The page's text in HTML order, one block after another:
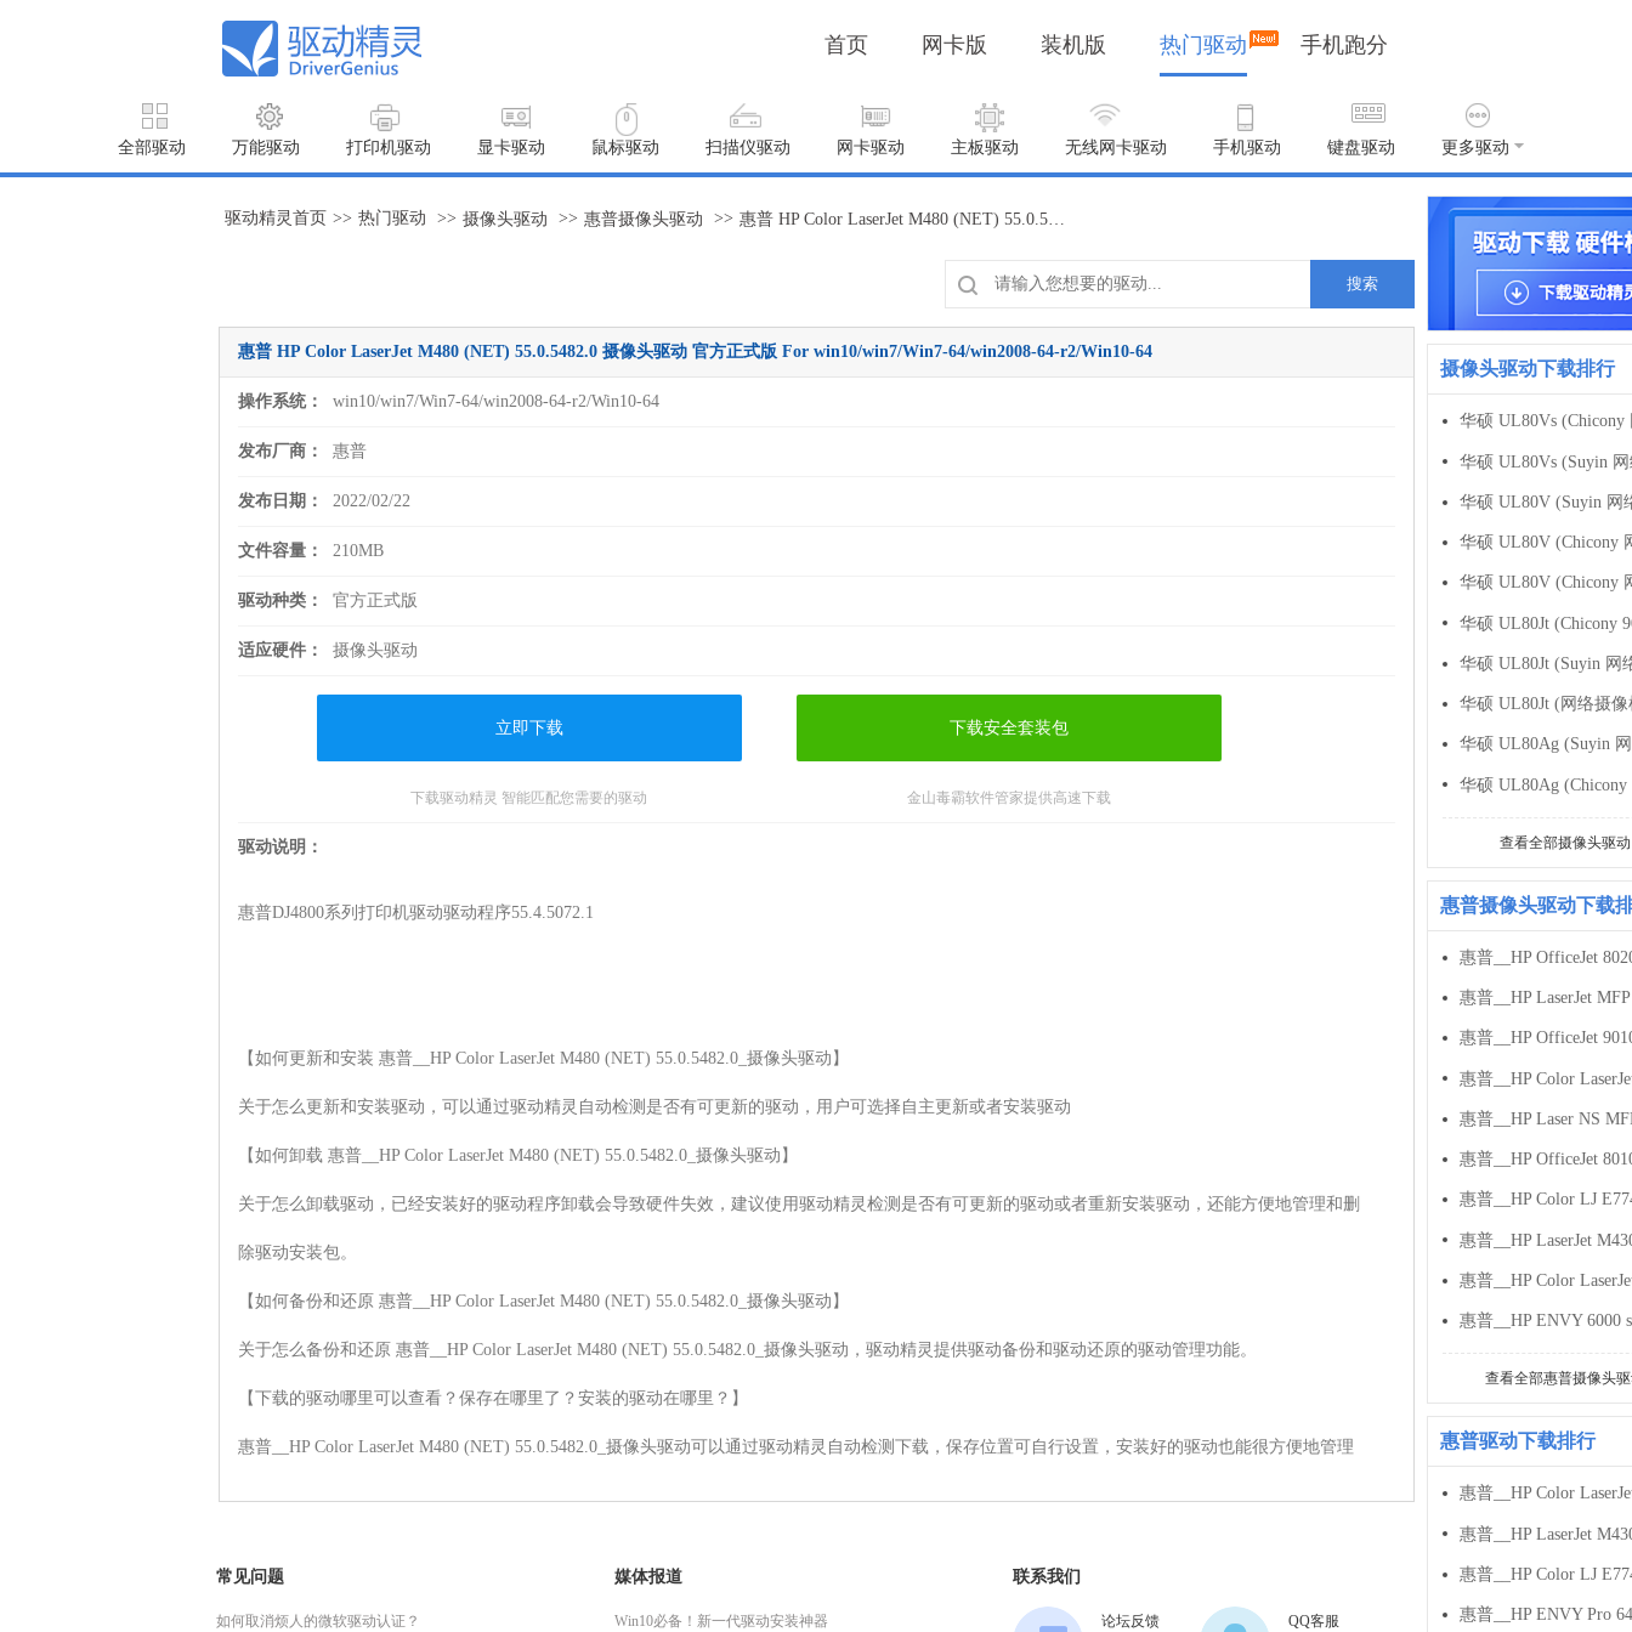
首页 网卡版 装机版 热门驱动 手机跑分
全部驱动 万能驱动 打印机驱动 显卡驱动 鼠标驱动 扫描仪驱动 网卡驱动 主板驱动 无线网卡驱动 手机驱动 键盘驱动 更多驱动
驱动精灵首页 >> 热门驱动 >> 摄像头驱动 >> 惠普摄像头驱动 >> 惠普 HP Color LaserJet M480 (NET) 55.0.5482.0 摄像头驱动 官方正式版 For win10/win7/Win7-64/win2008-64-r2/Win10-64
搜索
惠普 HP Color LaserJet M480 (NET) 55.0.5482.0 摄像头驱动 官方正式版 For win10/win7/Win7-64/win2008-64-r2/Win10-64
操作系统： win10/win7/Win7-64/win2008-64-r2/Win10-64
发布厂商： 惠普
发布日期： 2022/02/22
文件容量： 210MB
驱动种类： 官方正式版
适应硬件： 摄像头驱动
立即下载
下载驱动精灵 智能匹配您需要的驱动
下载安全套装包
金山毒霸软件管家提供高速下载
驱动说明：
惠普DJ4800系列打印机驱动驱动程序55.4.5072.1
【如何更新和安装 惠普__HP Color LaserJet M480 (NET) 55.0.5482.0_摄像头驱动】
关于怎么更新和安装驱动，可以通过驱动精灵自动检测是否有可更新的驱动，用户可选择自主更新或者安装驱动
【如何卸载 惠普__HP Color LaserJet M480 (NET) 55.0.5482.0_摄像头驱动】
关于怎么卸载驱动，已经安装好的驱动程序卸载会导致硬件失效，建议使用驱动精灵检测是否有可更新的驱动或者重新安装驱动，还能方便地管理和删
除驱动安装包。
【如何备份和还原 惠普__HP Color LaserJet M480 (NET) 55.0.5482.0_摄像头驱动】
关于怎么备份和还原 惠普__HP Color LaserJet M480 (NET) 55.0.5482.0_摄像头驱动，驱动精灵提供驱动备份和驱动还原的驱动管理功能。
【下载的驱动哪里可以查看？保存在哪里了？安装的驱动在哪里？】
惠普__HP Color LaserJet M480 (NET) 55.0.5482.0_摄像头驱动可以通过驱动精灵自动检测下载，保存位置可自行设置，安装好的驱动也能很方便地管理
摄像头驱动下载排行
华硕 UL80Vs (Suyin
华硕 UL80V (Suyin 网
华硕 UL80Jt (Suyin 网
华硕 UL80Jt (网络摄像
华硕 UL80Ag (Suyin
查看全部摄像头驱动
惠普摄像头驱动下载
查看全部惠普摄像头
惠普驱动下载排行
常见问题
如何取消烦人的微软驱动认证？
媒体报道
Win10必备！新一代驱动安装神器
联系我们
论坛反馈 QQ客服